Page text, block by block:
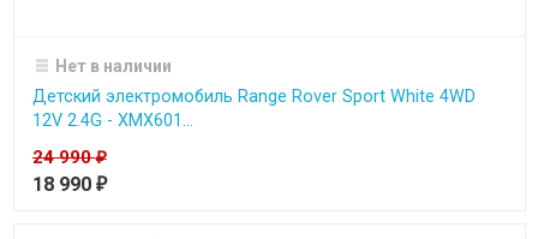
Нет в наличии
Детский электромобиль Range Rover Sport White 4WD
12V 2.4G - XMX601...
24 990₽
18 990 ₽